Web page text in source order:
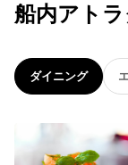
船内アト
ダイニング